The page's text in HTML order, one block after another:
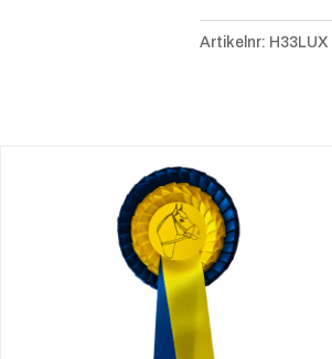
Artikelnr: H33LUX